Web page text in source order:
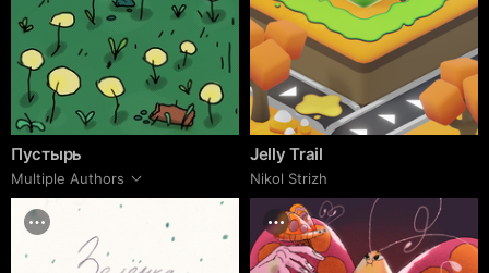
Пустырь
Multiple Authors
Jelly Trail
Nikol Strizh